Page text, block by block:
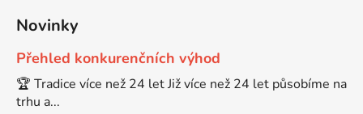
Novinky
Přehled konkurenčních výhod
🏆 Tradice více než 24 let Již více než 24 let působíme na
trhu a...